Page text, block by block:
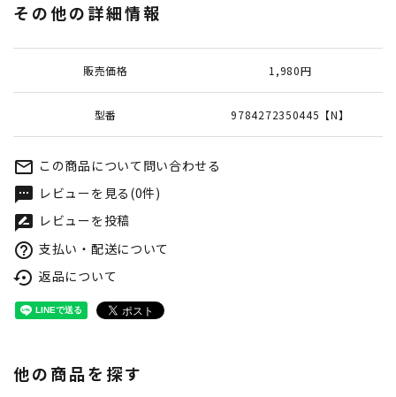
その他の詳細情報
販売価格 1,980円
型番 9784272350445【N】
mail_outline この商品について問い合わせる
textsms レビューを見る(0件)
rate_review レビューを投稿
help_outline 支払い・配送について
settings_backup_restore 返品について
他の商品を探す